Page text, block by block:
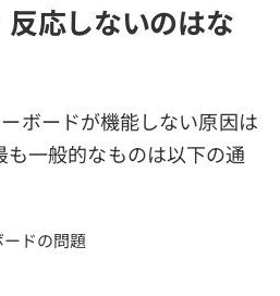
応しないのはな
ボードが機能しない原因は
も一般的なものは以下の通
ドの問題